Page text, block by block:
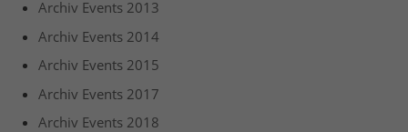
Archiv Events 2013
Archiv Events 2014
Archiv Events 2015
Archiv Events 2017
Archiv Events 2018